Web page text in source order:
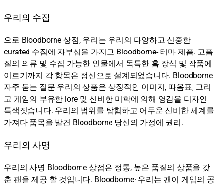
우리의 수집
으로 Bloodborne 상점, 우리는 우리의 다양하고 신중한
curated 수집에 자부심을 가지고 Bloodborne- 테마 제품. 고품
질의 의류 및 수집 가능한 인물에서 독특한 홈 장식 및 작품에
이르기까지 각 항목은 정신으로 설계되었습니다. Bloodborne
자주 묻는 질문 우리의 상품은 상징적인 이미지, 따옴표, 그리
고 게임의 부유한 lore 및 신비한 미학에 의해 영감을 디자인
특색짓습니다. 우리의 범위를 탐험하고 어두운 신비한 세계를
가져다 품목을 발견 Bloodborne 당신의 가정에 권리.
우리의 사명
우리의 사명 Bloodborne 상점은 정통, 높은 품질의 상품을 갖
춘 팬을 제공 할 것입니다. Bloodborne· 우리는 팬이 게임의 공